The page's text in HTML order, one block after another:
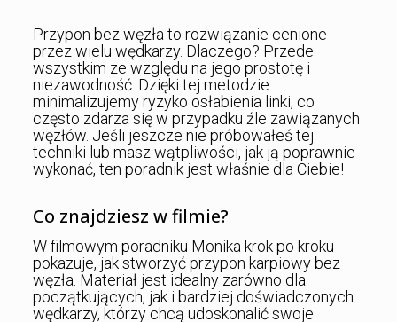
Przypon bez węzła to rozwiązanie cenione
przez wielu wędkarzy. Dlaczego? Przede
wszystkim ze względu na jego prostotę i
niezawodność. Dzięki tej metodzie
minimalizujemy ryzyko osłabienia linki, co
często zdarza się w przypadku źle zawiązanych
węzłów. Jeśli jeszcze nie próbowałeś tej
techniki lub masz wątpliwości, jak ją poprawnie
wykonać, ten poradnik jest właśnie dla Ciebie!
Co znajdziesz w filmie?
W filmowym poradniku Monika krok po kroku
pokazuje, jak stworzyć przypon karpiowy bez
węzła. Materiał jest idealny zarówno dla
początkujących, jak i bardziej doświadczonych
wędkarzy, którzy chcą udoskonalić swoje